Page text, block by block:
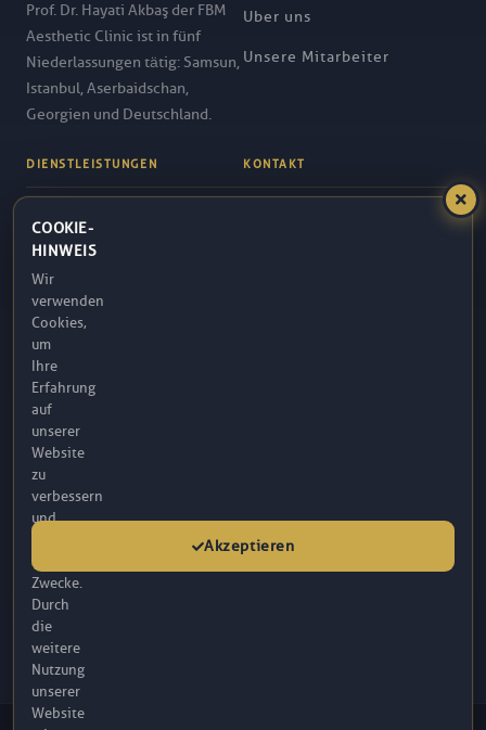
Prof. Dr. Hayati Akbaş der FBM
Aesthetic Clinic ist in fünf
Niederlassungen tätig: Samsun,
Istanbul, Aserbaidschan,
Georgien und Deutschland.
Uber uns
Unsere Mitarbeiter
DIENSTLEISTUNGEN
Liposuction
FUE Haartransplantation
Brustkorrektur
Gynekomastie
KONTAKT
COOKIE-
HINWEIS
Wir
verwenden
Cookies,
um
Ihre
Erfahrung
auf
unserer
Website
zu
verbessern
und
analytische
Zwecke.
Durch
die
weitere
Nutzung
unserer
Website
Akzeptieren